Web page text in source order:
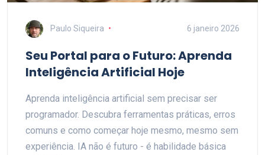
Paulo Siqueira 6 janeiro 2026
Seu Portal para o Futuro: Aprenda
Inteligência Artificial Hoje
Aprenda inteligência artificial sem precisar ser
programador. Descubra ferramentas práticas, erros
comuns e como começar hoje mesmo, mesmo sem
experiência. IA não é futuro - é habilidade básica